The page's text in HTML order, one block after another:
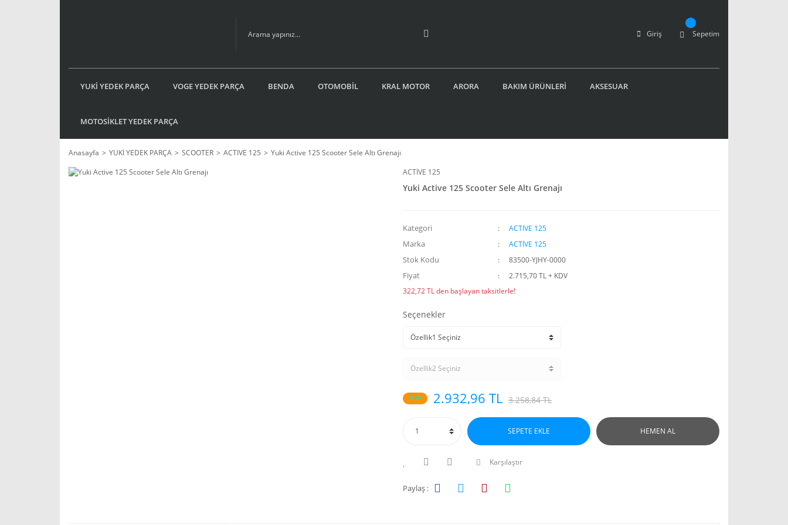
Giriş Sepetim
YUKİ YEDEK PARÇA VOGE YEDEK PARÇA BENDA OTOMOBİL KRAL MOTOR ARORA BAKIM ÜRÜNLERİ AKSESUAR
MOTOSİKLET YEDEK PARÇA
Anasayfa YUKİ YEDEK PARÇA SCOOTER ACTIVE 125
Yuki Active 125 Scooter Sele Altı Grenajı
ACTİVE 125
Yuki Active 125 Scooter Sele Altı Grenajı
Kategori ACTIVE 125
Marka ACTİVE 125
Stok Kodu 83500-YJHY-0000
Fiyat
2.715,70 TL + KDV
322,72 TL den başlayan taksitlerle!
Seçenekler
%10 2.932,96 TL 3.258,84 TL
SEPETE EKLE HEMEN AL
Karşılaştır
Paylaş :